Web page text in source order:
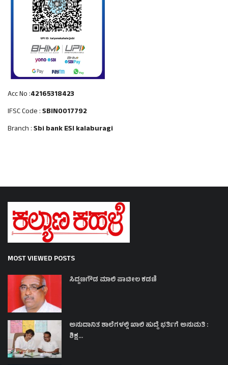
Acc No :42165318423
IFSC Code :SBIN0017792
Branch :Sbi bank ESI kalaburagi
MOST VIEWED POSTS
ಸಿದ್ದಣಗೌಡ ಮಾಲಿ ಪಾಟೀಲ ಕಡಣಿ
ಅನುದಾನಿತ ಶಾಲೆಗಳಲ್ಲಿ ಖಾಲಿ ಹುದ್ದೆ ಭರ್ತಿಗೆ ಅನುಮತಿ :
ಶಿಕ್ಷ...